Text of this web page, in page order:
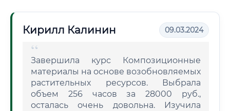
Кирилл Калинин 09.03.2024
Завершила курс Композиционные
материалы на основе возобновляемых
растительных ресурсов. Выбрала
объем 256 часов за 28000 руб.,
осталась очень довольна. Изучила